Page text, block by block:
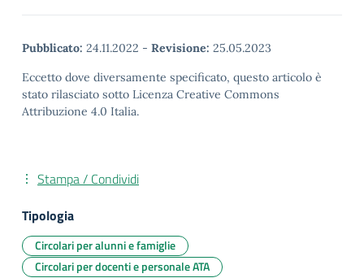
Pubblicato: 24.11.2022 - Revisione: 25.05.2023
Eccetto dove diversamente specificato, questo articolo è
stato rilasciato sotto Licenza Creative Commons
Attribuzione 4.0 Italia.
Stampa / Condividi
Tipologia
Circolari per alunni e famiglie
Circolari per docenti e personale ATA